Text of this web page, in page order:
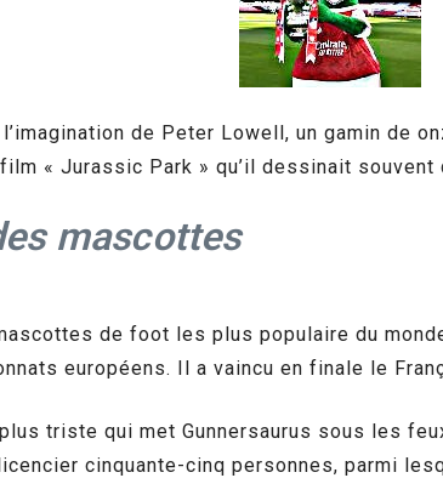
de Peter Lowell, un gamin de
« Jurassic Park » qu’il dessinait souvent
mascottes
de foot les plus populaire du
européens. Il a vaincu en finale le
triste qui met Gunnersaurus sous les
cinquante-cinq personnes, parmi